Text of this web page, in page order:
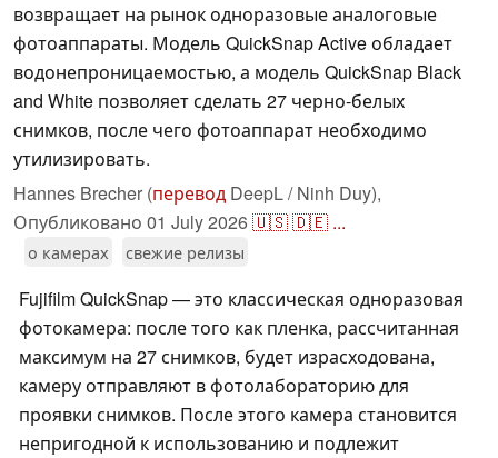
возвращает на рынок одноразовые аналоговые
фотоаппараты. Модель QuickSnap Active обладает
водонепроницаемостью, а модель QuickSnap Black
and White позволяет сделать 27 черно-белых
снимков, после чего фотоаппарат необходимо
утилизировать.
Hannes Brecher (перевод DeepL / Ninh Duy),
Опубликовано 01 July 2026🇺🇸🇩🇪 ...
о камерах свежие релизы
Fujifilm QuickSnap — это классическая одноразовая
фотокамера: после того как пленка, рассчитанная
максимум на 27 снимков, будет израсходована,
камеру отправляют в фотолабораторию для
проявки снимков. После этого камера становится
непригодной к использованию и подлежит